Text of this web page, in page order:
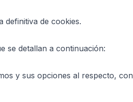
definitiva de cookies.
se detallan a continuación:
y sus opciones al respecto,